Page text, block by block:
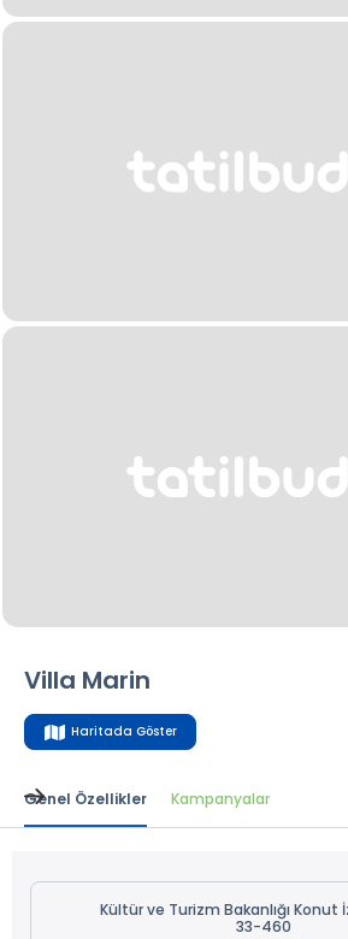
Villa Marin
Haritada Göster
Genel Özellikler Kampanyalar
Kültür ve Turizm Bakanlığı Konut
33-460